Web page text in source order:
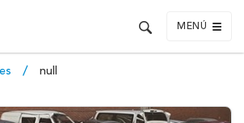
MENÚ
null